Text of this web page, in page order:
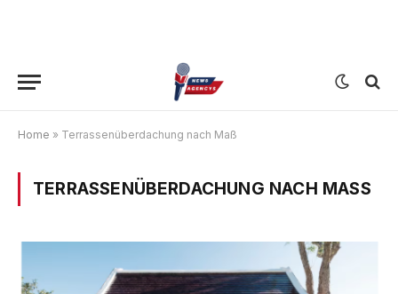
Home » Terrassenüberdachung nach Maß
TERRASSENÜBERDACHUNG NACH MASS